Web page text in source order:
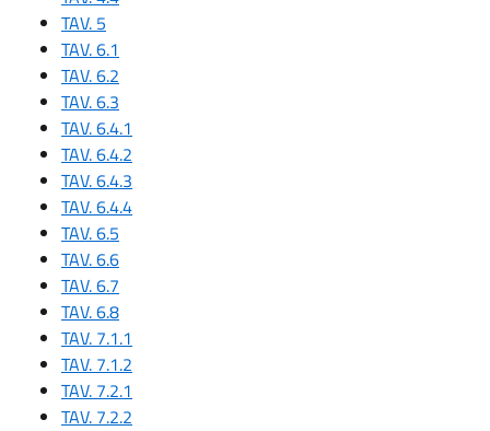
TAV. 5
TAV. 6.1
TAV. 6.2
TAV. 6.3
TAV. 6.4.1
TAV. 6.4.2
TAV. 6.4.3
TAV. 6.4.4
TAV. 6.5
TAV. 6.6
TAV. 6.7
TAV. 6.8
TAV. 7.1.1
TAV. 7.1.2
TAV. 7.2.1
TAV. 7.2.2